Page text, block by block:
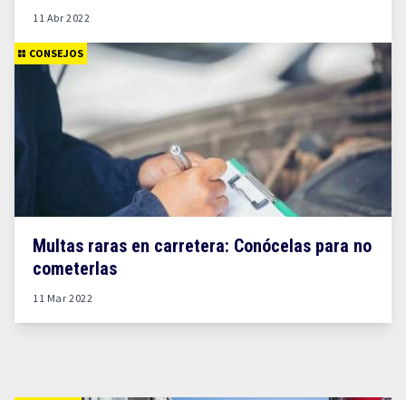
11 Abr 2022
CONSEJOS
Multas raras en carretera: Conócelas para no
cometerlas
11 Mar 2022